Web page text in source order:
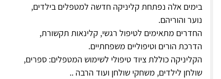
בימים אלה נפתחת קליניקה חדשה למטפלים בילדים,
נוער והוריהם.
החדרים מתאימים לטיפול רגשי, קלינאות תקשורת,
הדרכת הורים וטיפוליים משפחתיים.
הקליניקה כוללת ציוד טיפולי לשימוש המטפלים: ספרים,
שולחן לילדים, משחקי שולחן ועוד הרבה ..